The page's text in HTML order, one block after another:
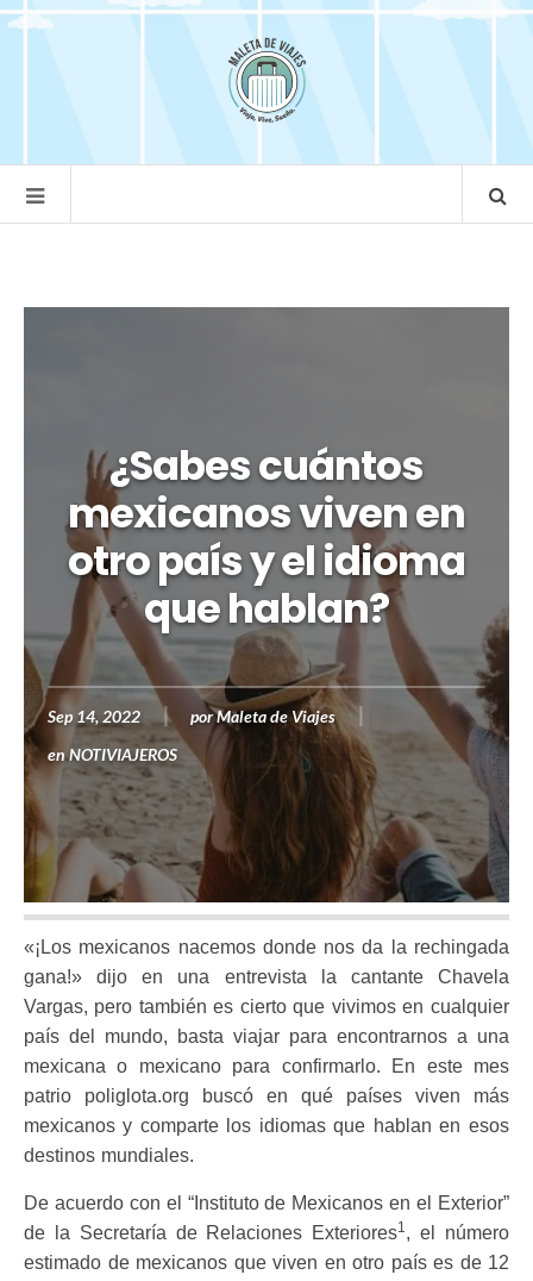
¿Sabes cuántos
mexicanos viven en
otro país y el idioma
que hablan?
Sep 14, 2022 porMaleta de Viajes
enNOTIVIAJEROS
«¡Los mexicanos nacemos donde nos da la rechingada
gana!» dijo en una entrevista la cantante Chavela
Vargas, pero también es cierto que vivimos en cualquier
país del mundo, basta viajar para encontrarnos a una
mexicana o mexicano para confirmarlo. En este mes
patrio poliglota.org buscó en qué países viven más
mexicanos y comparte los idiomas que hablan en esos
destinos mundiales.
De acuerdo con el “Instituto de Mexicanos en el Exterior”
de la Secretaría de Relaciones Exteriores1 , el número
estimado de mexicanos que viven en otro país es de 12